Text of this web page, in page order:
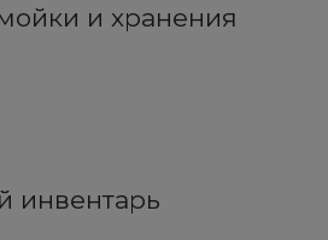
и хранения
инвентарь